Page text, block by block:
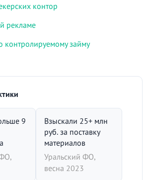
контор
рекламе
контролируемому займу
9
Взыскали 25+ млн
руб. за поставку
материалов
Уральский ФО,
весна 2023